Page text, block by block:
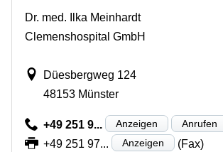
Dr. med. Ilka Meinhardt
Clemenshospital GmbH
Düesbergweg 124
48153 Münster
+49 251 9... Anzeigen Anrufen
+49 251 97... Anzeigen (Fax)